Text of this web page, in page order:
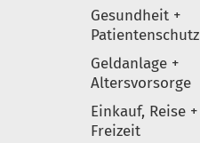
Gesundheit +
Patientenschutz
Geldanlage +
Altersvorsorge
Einkauf, Reise +
Freizeit